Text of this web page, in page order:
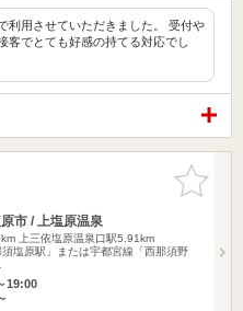
利用させていただきました。 受付や
客でとても好感の持てる対応でし
お気に入
りに追加
市 / 上塩原温泉
上三依塩原温泉口駅5.91km
塩原駅」または宇都宮線「西那須野
19:00